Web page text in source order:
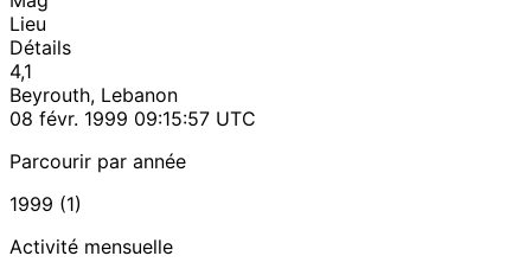
Lieu
Détails
4,1
Beyrouth, Lebanon
08 févr. 1999 09:15:57 UTC
Parcourir par année
1999 (1)
Activité mensuelle